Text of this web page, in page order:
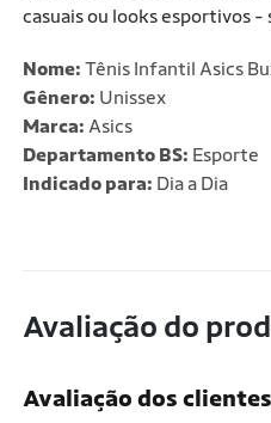
casuais ou looks esportivos
Nome: Tênis Infantil Asics
Gênero: Unissex
Marca: Asics
Departamento BS: Esporte
Indicado para: Dia a Dia
Avaliação do
Avaliação dos clientes